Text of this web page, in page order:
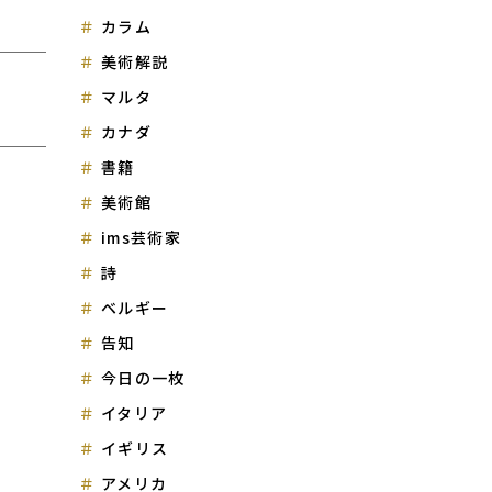
カラム
美術解説
マルタ
カナダ
書籍
美術館
ims芸術家
詩
ベルギー
告知
今日の一枚
イタリア
イギリス
アメリカ